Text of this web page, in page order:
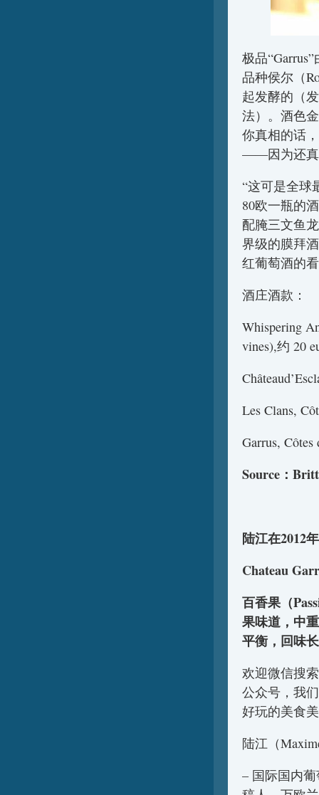
极品
品种侯尔（
起发酵的（
法）。酒色
你真相的话
——因为还真
“这可是全球
80欧一瓶的
配腌三文鱼
界级的膜拜
红葡萄酒的
酒庄酒款：
Whispering
vines),约 20
Les Clans,
Garrus, Côtes
Source：
陆江在2012
Chateau
百香果（
果味道，中
平衡，回味
欢迎微信搜
公众号，我
好玩的美食
陆江（
– 国际国内